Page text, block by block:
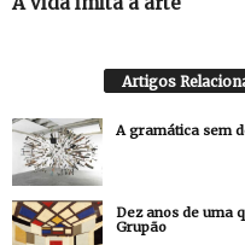
Artigos
A gramática sem
Dez anos de uma
Grupão